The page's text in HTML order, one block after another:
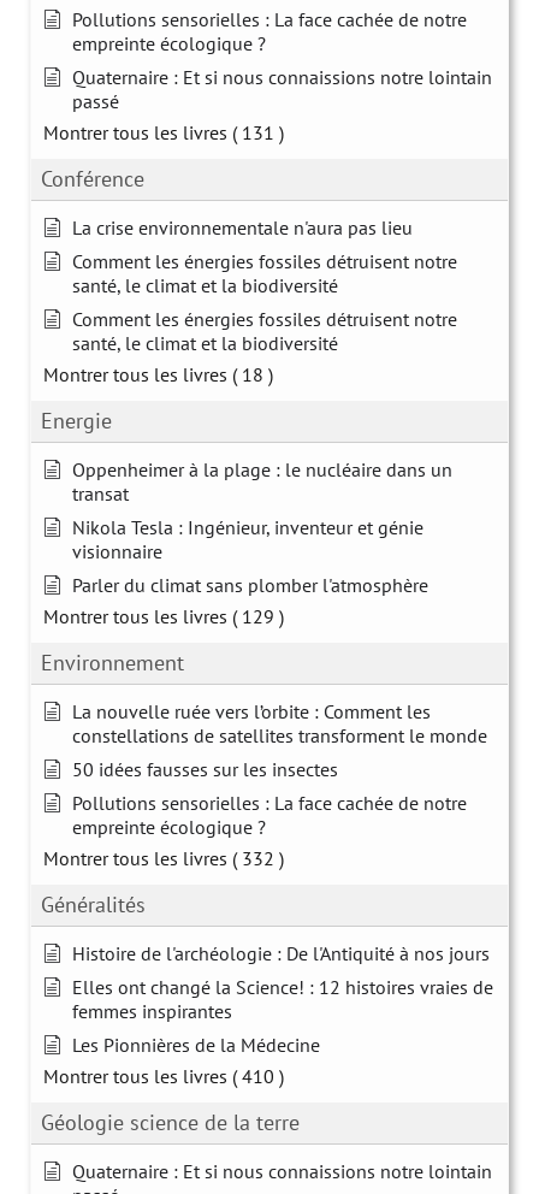
Pollutions sensorielles : La face cachée de notre
empreinte écologique ?
Quaternaire : Et si nous connaissions notre lointain
passé
Montrer tous les livres ( 131 )
Conférence
La crise environnementale n'aura pas lieu
Comment les énergies fossiles détruisent notre
santé, le climat et la biodiversité
Comment les énergies fossiles détruisent notre
santé, le climat et la biodiversité
Montrer tous les livres ( 18 )
Energie
Oppenheimer à la plage : le nucléaire dans un
transat
Nikola Tesla : Ingénieur, inventeur et génie
visionnaire
Parler du climat sans plomber l'atmosphère
Montrer tous les livres ( 129 )
Environnement
La nouvelle ruée vers l’orbite : Comment les
constellations de satellites transforment le monde
50 idées fausses sur les insectes
Pollutions sensorielles : La face cachée de notre
empreinte écologique ?
Montrer tous les livres ( 332 )
Généralités
Histoire de l'archéologie : De l'Antiquité à nos jours
Elles ont changé la Science! : 12 histoires vraies de
femmes inspirantes
Les Pionnières de la Médecine
Montrer tous les livres ( 410 )
Géologie science de la terre
Quaternaire : Et si nous connaissions notre lointain